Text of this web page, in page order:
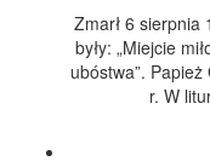
Zmarł 6 sierpnia
były: „Miejcie
ubóstwa”.
r. W